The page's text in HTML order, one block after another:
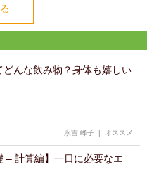
どんな飲み物？身体も嬉しい
永吉 峰子 | オススメ
– 計算編】一日に必要なエ